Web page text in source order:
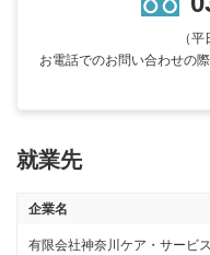
（
お電話でのお問い合わせの
就業先
企業名
有限会社神奈川ケア・サービス